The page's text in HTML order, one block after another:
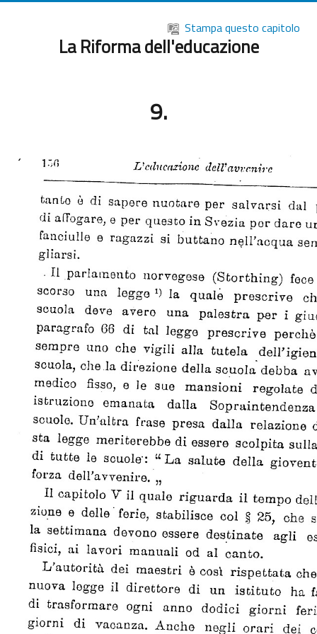
Vai al contenuto principale
Stampa questo capitolo
La Riforma dell'educazione
9.